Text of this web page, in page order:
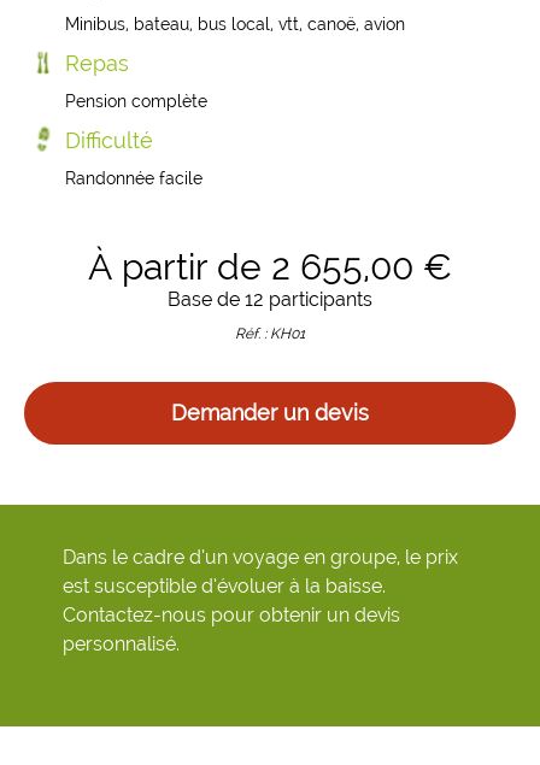
Minibus, bateau, bus local, vtt, canoë, avion
Repas
Pension complète
Difficulté
Randonnée facile
À partir de 2 655,00 €
Base de 12 participants
Réf. : KH01
Demander un devis
Dans le cadre d’un voyage en groupe, le prix
est susceptible d’évoluer à la baisse.
Contactez-nous pour obtenir un devis
personnalisé.